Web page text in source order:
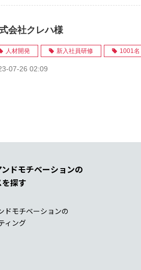
会社クレハ様
人材開発 新入社員研修 1001
07-26 02:09
ンドモチベーションの
探す
ドモチベーションの
ィング